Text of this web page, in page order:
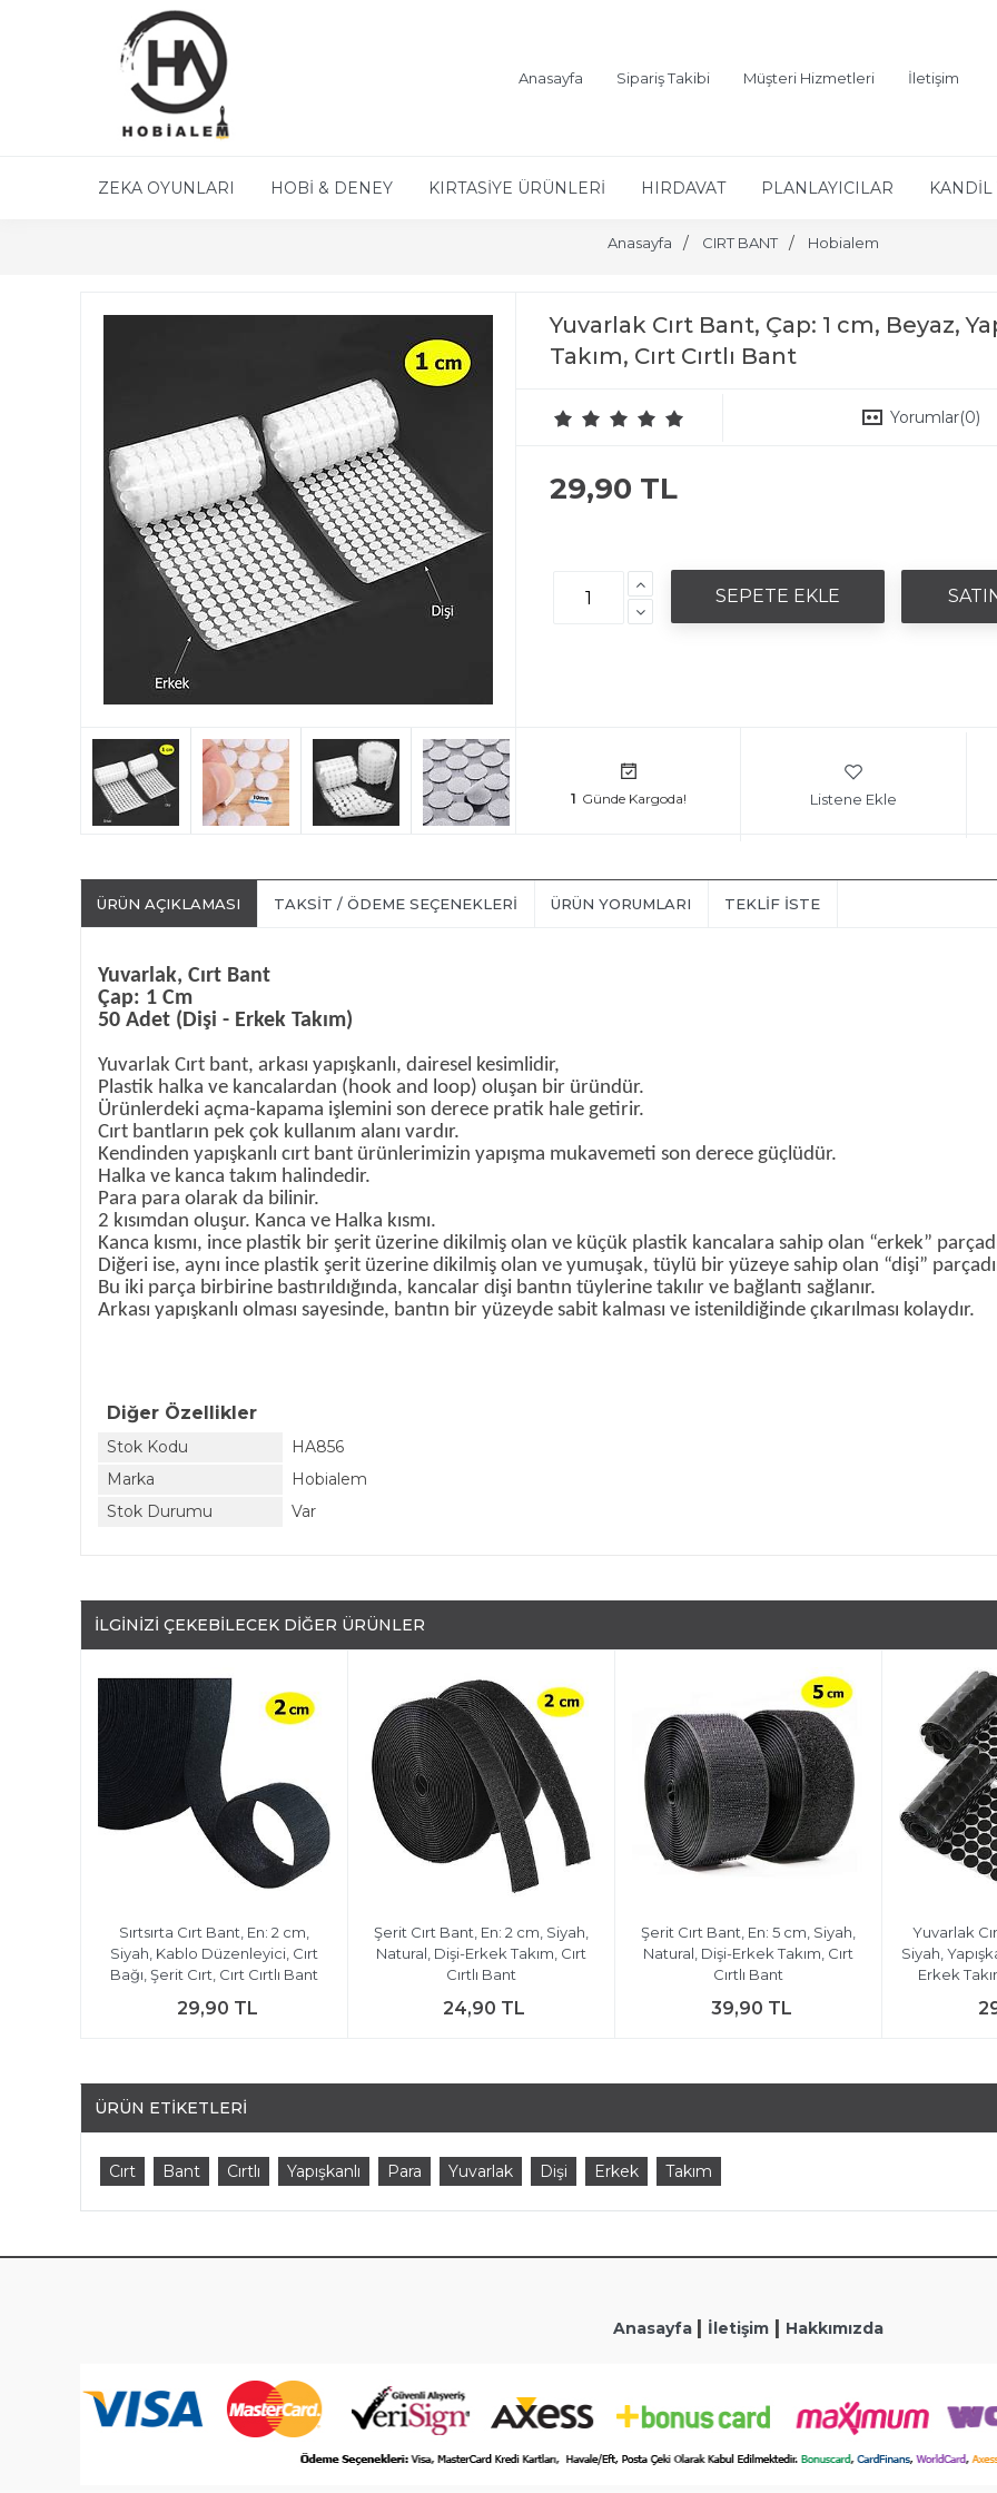
Anasayfa Sipariş Takibi Müşteri Hizmetleri İletişim
ZEKA OYUNLARI HOBİ & DENEY KIRTASİYE ÜRÜNLERİ HIRDAVAT PLANLAYICILAR KANDİL
Anasayfa CIRT BANT Hobialem
Yuvarlak Cırt Bant, Çap: 1 cm, Beyaz,
Takım, Cırt Cırtlı Bant
Yorumlar(0)
29,90 TL
1 Listene Ekle
ÜRÜN AÇIKLAMASI TAKSIT / ÖDEME SEÇENEKLERI ÜRÜN YORUMLARI TEKLIF İSTE
Yuvarlak, Cırt Bant
Çap: 1 Cm
50 Adet (Dişi - Erkek Takım)
Yuvarlak Cırt bant, arkası yapışkanlı, dairesel kesimlidir,
Plastik halka ve kancalardan (hook and loop) oluşan bir üründür.
Ürünlerdeki açma-kapama işlemini son derece pratik hale getirir.
Cırt bantların pek çok kullanım alanı vardır.
Kendinden yapışkanlı cırt bant ürünlerimizin yapışma mukavemeti son derece güçlüdür.
Halka ve kanca takım halindedir.
Para para olarak da bilinir.
2 kısımdan oluşur. Kanca ve Halka kısmı.
Kanca kısmı, ince plastik bir şerit üzerine dikilmiş olan ve küçük plastik kancalara sahip olan “erkek”
Diğeri ise, aynı ince plastik şerit üzerine dikilmiş olan ve yumuşak, tüylü bir yüzeye sahip olan “dişi”
Bu iki parça birbirine bastırıldığında, kancalar dişi bantın tüylerine takılır ve bağlantı sağlanır.
Arkası yapışkanlı olması sayesinde, bantın bir yüzeyde sabit kalması ve istenildiğinde çıkarılması kolaydır.
Diğer Özellikler
Stok Kodu
HA856
Marka
Hobialem
Stok Durumu
Var
İLGINIZI ÇEKEBILECEK DIĞER ÜRÜNLER
Sırtsırta Cırt Bant, En: 2 cm,
Siyah, Kablo Düzenleyici, Cırt
Bağı, Şerit Cırt, Cırt Cırtlı Bant
29,90 TL
Şerit Cırt Bant, En: 2 cm, Siyah,
Natural, Dişi-Erkek Takım, Cırt
Cırtlı Bant
24,90 TL
Şerit Cırt Bant, En: 5 cm, Siyah,
Natural, Dişi-Erkek Takım, Cırt
Cırtlı Bant
39,90 TL
Yuvarlak
Siyah,
Erkek
ÜRÜN ETIKETLERI
Cırt Bant Cırtlı Yapışkanlı Para Yuvarlak Dişi Erkek Takım
Anasayfa | İletişim| Hakkımızda